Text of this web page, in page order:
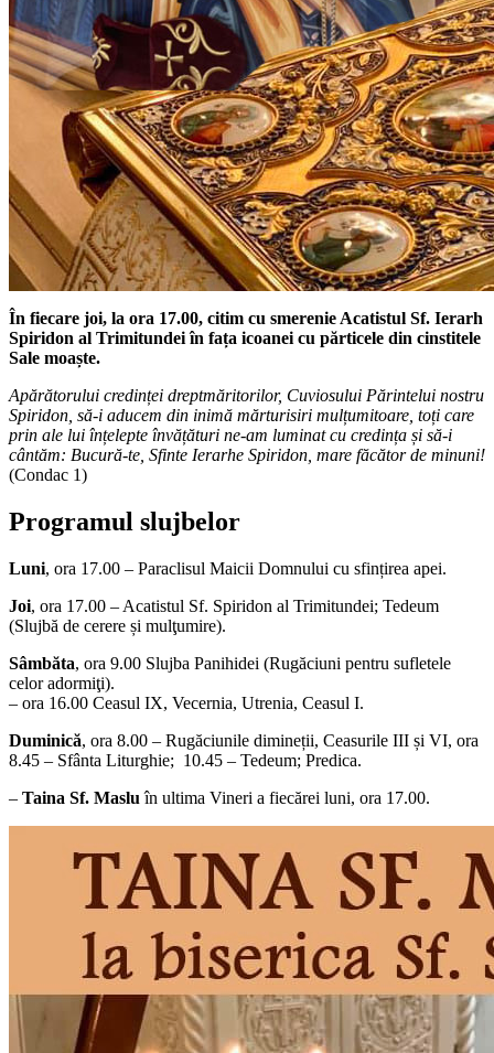
În fiecare joi, la ora 17.00, citim cu smerenie Acatistul Sf. Ierarh
Spiridon al Trimitundei în fața icoanei cu părticele din cinstitele
Sale moaște.
Apărătorului credinței dreptmăritorilor, Cuviosului Părintelui nostru
Spiridon, să-i aducem din inimă mărturisiri mulțumitoare, toți care
prin ale lui înțelepte învățături ne-am luminat cu credința și să-i
cântăm: Bucură-te, Sfinte Ierarhe Spiridon, mare făcător de minuni!
(Condac 1)
Programul slujbelor
Luni, ora 17.00 – Paraclisul Maicii Domnului cu sfințirea apei.
Joi, ora 17.00 – Acatistul Sf. Spiridon al Trimitundei; Tedeum
(Slujbă de cerere și mulţumire).
Sâmbăta, ora 9.00 Slujba Panihidei (Rugăciuni pentru sufletele
celor adormiţi).
– ora 16.00 Ceasul IX, Vecernia, Utrenia, Ceasul I.
Duminică, ora 8.00 – Rugăciunile dimineții, Ceasurile III și VI, ora
8.45 – Sfânta Liturghie; 10.45 – Tedeum; Predica.
– Taina Sf. Maslu în ultima Vineri a fiecărei luni, ora 17.00.